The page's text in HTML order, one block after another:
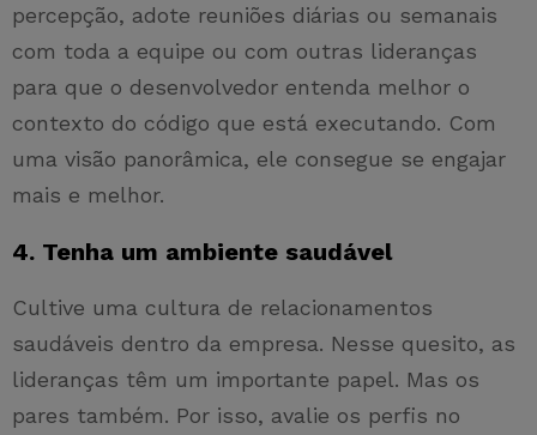
percepção, adote reuniões diárias ou semanais
com toda a equipe ou com outras lideranças
para que o desenvolvedor entenda melhor o
contexto do código que está executando. Com
uma visão panorâmica, ele consegue se engajar
mais e melhor.
4. Tenha um ambiente saudável
Cultive uma cultura de relacionamentos
saudáveis dentro da empresa. Nesse quesito, as
lideranças têm um importante papel. Mas os
pares também. Por isso, avalie os perfis no